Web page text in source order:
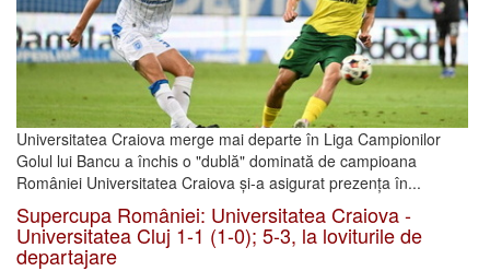
Universitatea Craiova merge mai departe în Liga Campionilor
Golul lui Bancu a închis o "dublă" dominată de campioana
României Universitatea Craiova și-a asigurat prezența în...
Supercupa României: Universitatea Craiova -
Universitatea Cluj 1-1 (1-0); 5-3, la loviturile de
departajare